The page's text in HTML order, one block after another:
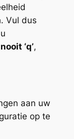
Vul dus
‘q’,
aan uw
op te